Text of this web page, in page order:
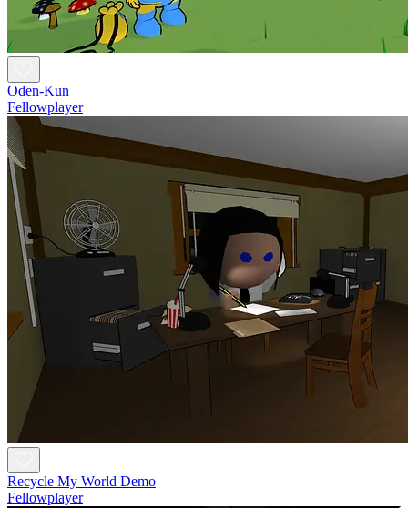
Oden-Kun
Fellowplayer
Recycle My World Demo
Fellowplayer